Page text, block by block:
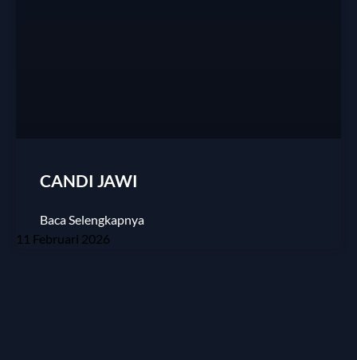
CANDI JAWI
Baca Selengkapnya
11 Februari 2026